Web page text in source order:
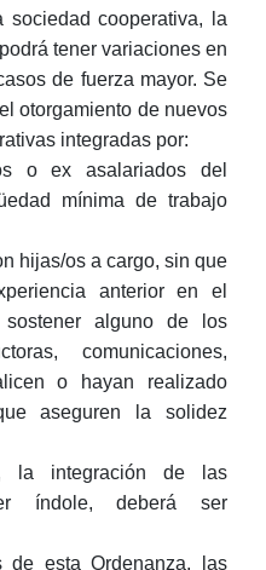
cooperativa, la
tener variaciones en
de fuerza mayor. Se
otorgamiento de nuevos
integradas por:
o ex asalariados del
mínima de trabajo
hijas/os a cargo, sin que
anterior en el
alguno de los
comunicaciones,
o hayan realizado
aseguren la solidez
la integración de las
índole, deberá ser
de esta Ordenanza, las